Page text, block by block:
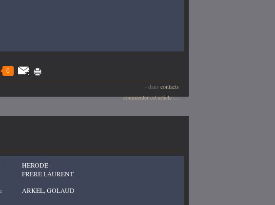
0
- dans contacts
commenter cet article…
HERODE
FRERE LAURENT
ARKEL, GOLAUD